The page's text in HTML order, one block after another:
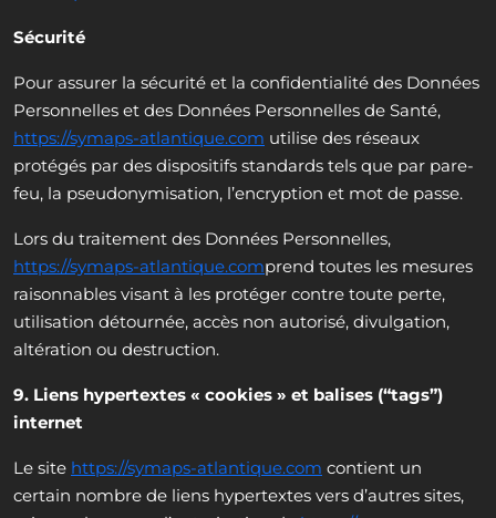
Sécurité
Pour assurer la sécurité et la confidentialité des Données
Personnelles et des Données Personnelles de Santé,
https://symaps-atlantique.com utilise des réseaux
protégés par des dispositifs standards tels que par pare-
feu, la pseudonymisation, l’encryption et mot de passe.
Lors du traitement des Données Personnelles,
https://symaps-atlantique.comprend toutes les mesures
raisonnables visant à les protéger contre toute perte,
utilisation détournée, accès non autorisé, divulgation,
altération ou destruction.
9. Liens hypertextes « cookies » et balises (“tags”)
internet
Le site https://symaps-atlantique.com contient un
certain nombre de liens hypertextes vers d’autres sites,